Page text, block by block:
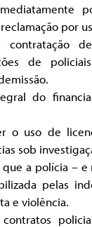
por
contratação
de
do
o uso de
sob
a polícia – e
pelas
e violência.